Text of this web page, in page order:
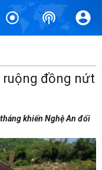
ruộng đồng nứt
khiến Nghệ An đối